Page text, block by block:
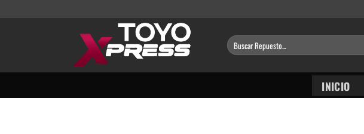
Buscar
por:
INICIO